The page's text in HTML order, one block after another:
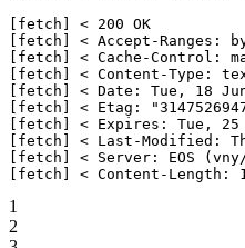
[fetch] < 200 OK
[fetch] < Accept-Ranges:
[fetch] < Cache-Control:
[fetch] < Content-Type:
[fetch] < Date: Tue, 18 Jun
[fetch] < Etag:
[fetch] < Expires: Tue, 25
[fetch] < Last-Modified:
[fetch] < Server: EOS (vny/
[fetch] < Content-Length:
1
2